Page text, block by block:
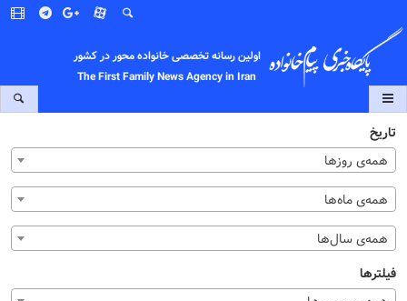
اولین رسانه تخصصی خانواده محور در کشور
The First Family News Agency in Iran
تاریخ
همه‌ی روزها
همه‌ی ماه‌ها
همه‌ی سال‌ها
فیلترها